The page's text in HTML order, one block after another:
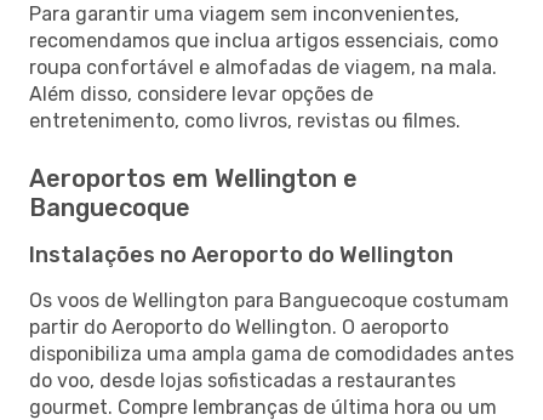
Para garantir uma viagem sem inconvenientes,
recomendamos que inclua artigos essenciais, como
roupa confortável e almofadas de viagem, na mala.
Além disso, considere levar opções de
entretenimento, como livros, revistas ou filmes.
Aeroportos em Wellington e
Banguecoque
Instalações no Aeroporto do Wellington
Os voos de Wellington para Banguecoque costumam
partir do Aeroporto do Wellington. O aeroporto
disponibiliza uma ampla gama de comodidades antes
do voo, desde lojas sofisticadas a restaurantes
gourmet. Compre lembranças de última hora ou um